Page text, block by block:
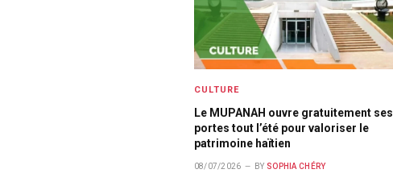
CULTURE
Le MUPANAH ouvre gratuitement ses
portes tout l’été pour valoriser le
patrimoine haïtien
08/07/2026 BY SOPHIA CHÉRY